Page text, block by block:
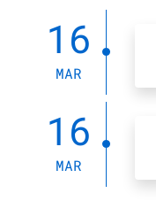
16
MAR
16
MAR